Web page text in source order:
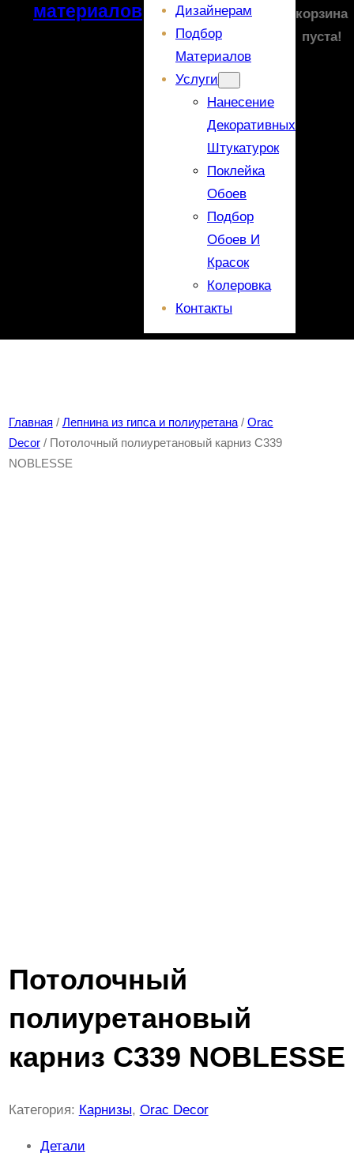
материалов
Дизайнерам
Подбор
Материалов
Услуги
Нанесение
Декоративных
Штукатурок
Поклейка
Обоев
Подбор
Обоев И
Красок
Колеровка
Контакты
корзина
пуста!
Главная / Лепнина из гипса и полиуретана/ Orac
Decor/ Потолочный полиуретановый карниз С339
NOBLESSE
Потолочный
полиуретановый
карниз С339 NOBLESSE
Категория: Карнизы, Orac Decor
Детали